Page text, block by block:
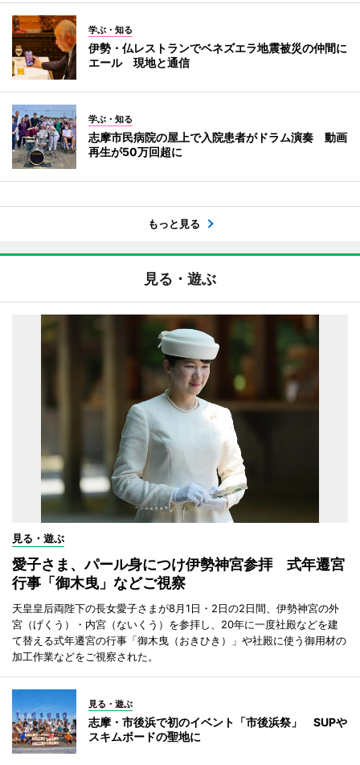
学ぶ・知る
伊勢・仏レストランでベネズエラ地震被災の仲間に
エール 現地と通信
学ぶ・知る
志摩市民病院の屋上で入院患者がドラム演奏 動画
再生が50万回超に
もっと見る
見る・遊ぶ
見る・遊ぶ
愛子さま、パール身につけ伊勢神宮参拝 式年遷宮
行事「御木曳」などご視察
天皇皇后両陛下の長女愛子さまが8月1日・2日の2日間、伊勢神宮の外
宮（げくう）・内宮（ないくう）を参拝し、20年に一度社殿などを建
て替える式年遷宮の行事「御木曳（おきひき）」や社殿に使う御用材の
加工作業などをご視察された。
見る・遊ぶ
志摩・市後浜で初のイベント「市後浜祭」 SUPや
スキムボードの聖地に